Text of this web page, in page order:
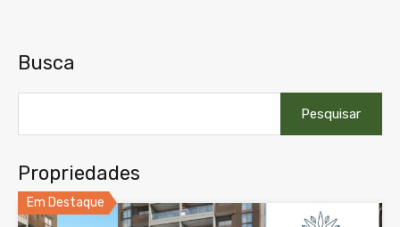
Busca
por:
Propriedades
Em Destaque